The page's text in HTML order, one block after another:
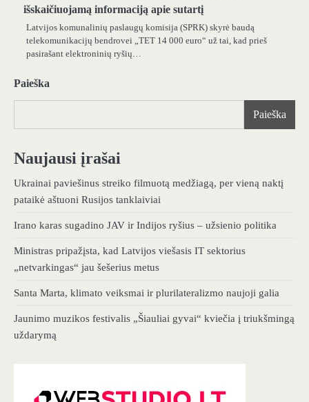
išskaičiuojamą informaciją apie sutartį
Latvijos komunalinių paslaugų komisija (SPRK) skyrė baudą
telekomunikacijų bendrovei „TET 14 000 euro“ už tai, kad prieš
pasirašant elektroninių ryšių…
Paieška
Paieška
Naujausi įrašai
Ukrainai paviešinus streiko filmuotą medžiagą, per vieną naktį
pataikė aštuoni Rusijos tanklaiviai
Irano karas sugadino JAV ir Indijos ryšius – užsienio politika
Ministras pripažįsta, kad Latvijos viešasis IT sektorius
„netvarkingas“ jau šešerius metus
Santa Marta, klimato veiksmai ir plurilateralizmo naujoji galia
Jaunimo muzikos festivalis „Šiauliai gyvai“ kviečia į triukšmingą
uždarymą